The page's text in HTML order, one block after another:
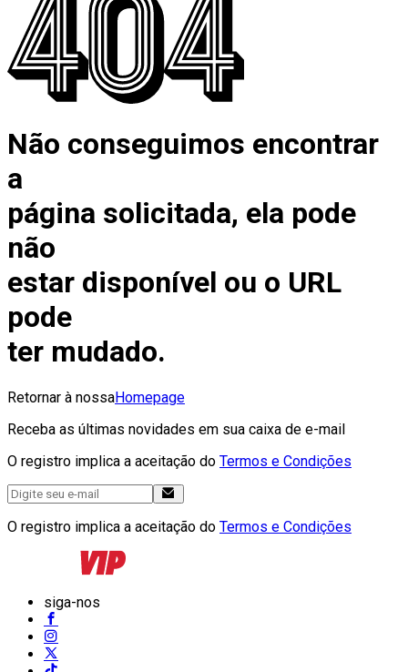
Não conseguimos encontrar
a
página solicitada, ela pode
não
estar disponível ou o URL
pode
ter mudado.
Retornar à nossaHomepage
Receba as últimas novidades em sua caixa de e-mail
O registro implica a aceitação do Termos e Condições
O registro implica a aceitação do Termos e Condições
siga-nos